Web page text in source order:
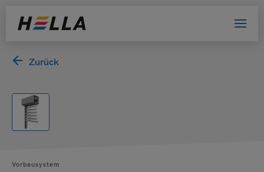
Zurück
Vorbausystem
Willkommen bei HELLA!
Bitte wählen Sie Ihre Kundengruppe
aus. Damit helfen Sie uns, das Website-